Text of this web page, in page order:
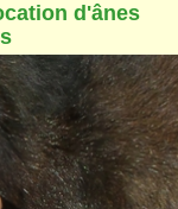
d'ânes